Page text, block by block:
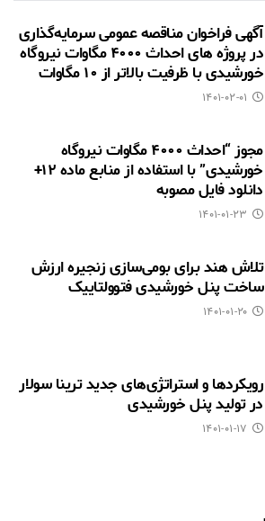
آگهی فراخوان مناقصه عمومی سرمایه‌گذاری
در پروژه های احداث ۴۰۰۰ مگاوات نیروگاه
خورشیدی با ظرفیت بالاتر از ۱۰ مگاوات
۱۴۰۱-۰۲-۰۱
مجوز “احداث ۴۰۰۰ مگاوات نیروگاه
خورشیدی” با استفاده از منابع ماده ۱۲+
دانلود فایل مصوبه
۱۴۰۱-۰۱-۲۳
تلاش هند برای بومی‌سازی زنجیره ارزش
ساخت پنل خورشیدی فتوولتاییک
۱۴۰۱-۰۱-۲۰
رویکردها و استراتژی‌های جدید ترینا سولار
در تولید پنل خورشیدی
۱۴۰۱-۰۱-۱۷